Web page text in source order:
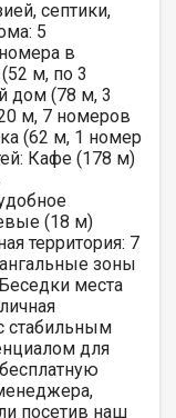
септики,
5
в
м, по 3
дом (78 м, 3
м, 7 номеров
(62 м, 1 номер
Кафе (178 м)
(18 м)
территория: 7
зоны
места
стабильным
для
посетив наш